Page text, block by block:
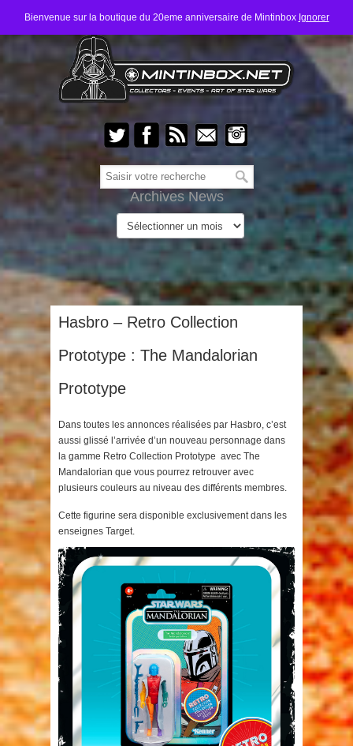
Bienvenue sur la boutique du 20eme anniversaire de Mintinbox Ignorer
Archives News
Hasbro – Retro Collection
Prototype : The Mandalorian
Prototype
Dans toutes les annonces réalisées par Hasbro, c’est
aussi glissé l’arrivée d’un nouveau personnage dans
la gamme Retro Collection Prototype avec The
Mandalorian que vous pourrez retrouver avec
plusieurs couleurs au niveau des différents membres.
Cette figurine sera disponible exclusivement dans les
enseignes Target.